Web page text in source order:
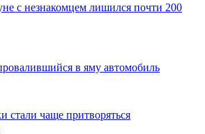
с незнакомцем лишился почти 200
в яму автомобиль
чаще притворяться